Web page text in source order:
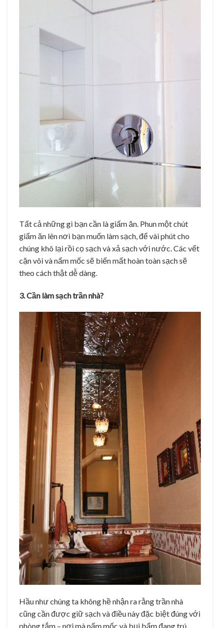
Tất cả những gì bạn cần là giấm ăn. Phun một chút
giấm ăn lên nơi bạn muốn làm sạch, để vài phút cho
chúng khô lại rồi cọ sạch và xả sạch với nước. Các vết
cặn vôi và nấm mốc sẽ biến mất hoàn toàn sạch sẽ
theo cách thật dễ dàng.
3. Cần làm sạch trần nhà?
Hầu như chúng ta không hề nhận ra rằng trần nhà
cũng cần được giữ sạch và điều này đặc biệt đúng với
phòng tắm – nơi mà nấm mốc và bụi bẩm đang trú